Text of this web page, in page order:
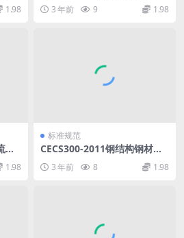
1.98 3 年前 9 1.98
输
1.98
标准规范
CECS300-2011钢结构钢材选
3 年前 8 1.98